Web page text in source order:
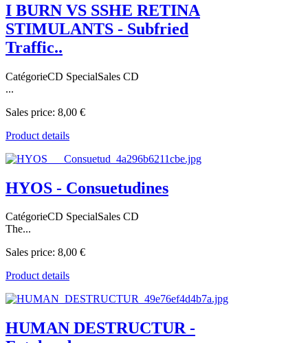
I BURN VS SSHE RETINA
STIMULANTS - Subfried
Traffic..
CatégorieCD SpecialSales CD
...
Sales price: 8,00 €
Product details
HYOS - Consuetudines
CatégorieCD SpecialSales CD
The...
Sales price: 8,00 €
Product details
HUMAN DESTRUCTUR -